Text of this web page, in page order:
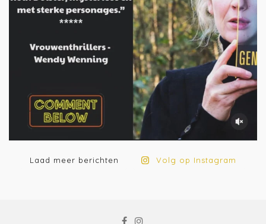
Laad meer berichten Volg op Instagram